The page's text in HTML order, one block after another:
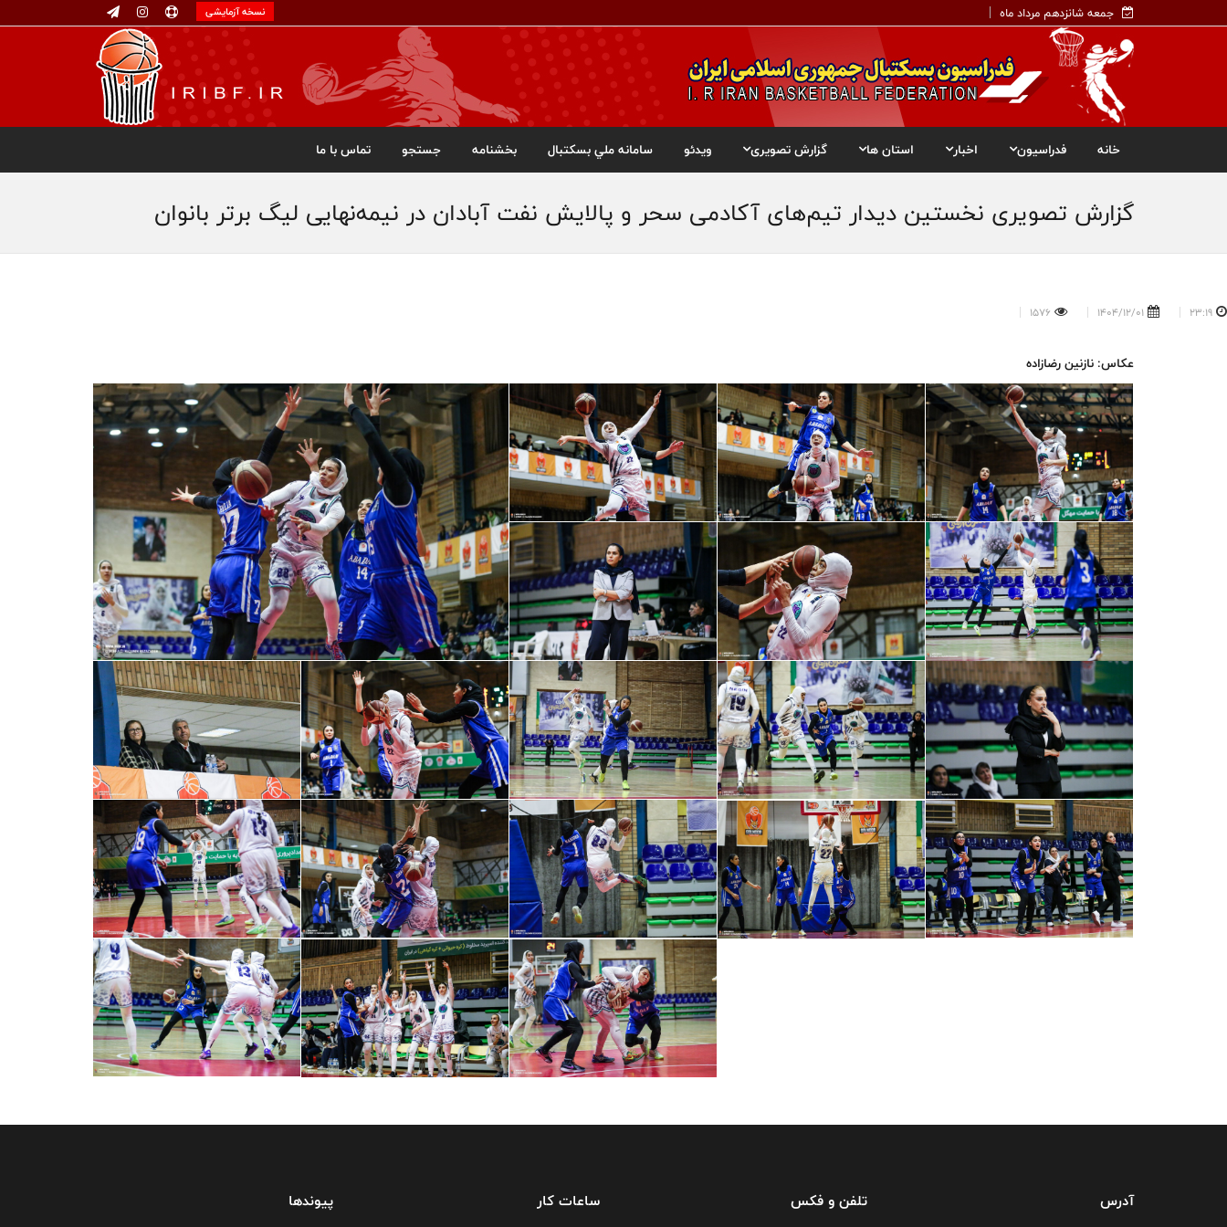
جمعه شانزدهم مرداد ماه نسخه آزمایشی
خانه فدراسیون اخبار استان ها گزارش تصویری ویدئو سامانه ملي بسکتبال بخشنامه جستجو تماس با ما
گزارش تصویری نخستین دیدار تیم‌های آکادمی سحر و پالایش نفت آبادان در نیمه‌نهایی لیگ برتر بانوان
23:19
1404/12/01
1576
عکاس: نازنین رضازاده
آدرس تلفن و فکس ساعات کار پیوندها